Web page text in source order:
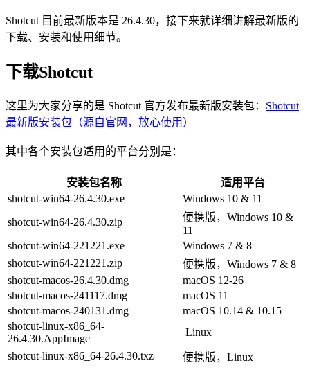
Shotcut 目前最新版本是 26.4.30，接下来就详细讲解最新版的
下载、安装和使用细节。
下载Shotcut
这里为大家分享的是 Shotcut 官方发布最新版安装包： Shotcut
最新版安装包（源自官网，放心使用）
其中各个安装包适用的平台分别是：
安装包名称
适用平台
shotcut-win64-26.4.30.exe
Windows 10 & 11
shotcut-win64-26.4.30.zip
便携版，Windows 10 &
11
shotcut-win64-221221.exe
Windows 7 & 8
shotcut-win64-221221.zip
便携版，Windows 7 & 8
shotcut-macos-26.4.30.dmg
macOS 12-26
shotcut-macos-241117.dmg
macOS 11
shotcut-macos-240131.dmg
macOS 10.14 & 10.15
shotcut-linux-x86_64-
26.4.30.AppImage
Linux
shotcut-linux-x86_64-26.4.30.txz
便携版，Linux